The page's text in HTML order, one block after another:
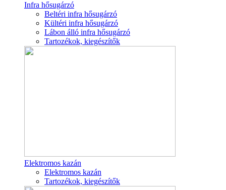
Infra hősugárzó
Beltéri infra hősugárzó
Kültéri infra hősugárzó
Lábon álló infra hősugárzó
Tartozékok, kiegészítők
Elektromos kazán
Elektromos kazán
Tartozékok, kiegészítők